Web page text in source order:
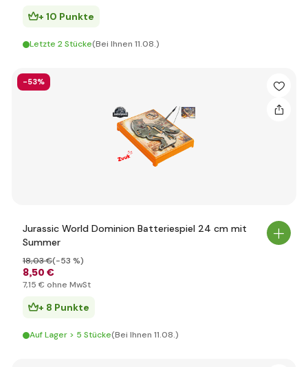
+ 10 Punkte
Letzte 2 Stücke(Bei Ihnen 11.08.)
-53%
Jurassic World Dominion Batteriespiel 24 cm mit
Summer
8,50 €
18,03 €(-53 %)
7,15 € ohne MwSt
+ 8 Punkte
Auf Lager > 5 Stücke(Bei Ihnen 11.08.)